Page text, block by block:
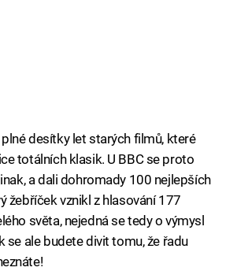
desítky let starých filmů, které
totálních klasik. U BBC se proto
a dali dohromady 100 nejlepších
žebříček vznikl z hlasování 177
světa, nejedná se tedy o výmysl
se ale budete divit tomu, že řadu